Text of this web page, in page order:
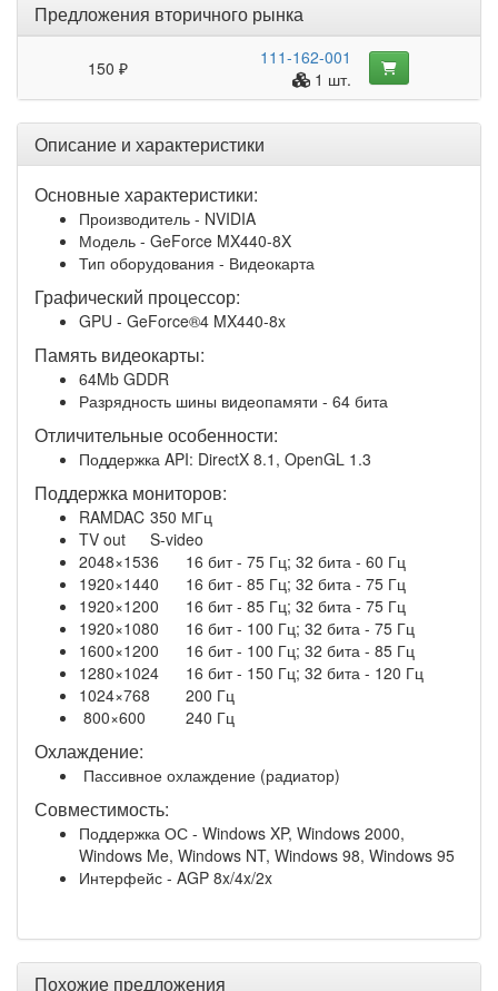
Предложения вторичного рынка
150 ₽
111-162-001
1 шт.
Описание и характеристики
Основные характеристики:
Производитель - NVIDIA
Модель - GeForce MX440-8X
Тип оборудования - Видеокарта
Графический процессор:
GPU - GeForce®4 MX440-8x
Память видеокарты:
64Mb GDDR
Разрядность шины видеопамяти - 64 бита
Отличительные особенности:
Поддержка API: DirectX 8.1, OpenGL 1.3
Поддержка мониторов:
RAMDAC 350 МГц
TV out
S-video
2048×1536
16 бит - 75 Гц; 32 бита - 60 Гц
1920×1440
16 бит - 85 Гц; 32 бита - 75 Гц
1920×1200
16 бит - 85 Гц; 32 бита - 75 Гц
1920×1080
16 бит - 100 Гц; 32 бита - 75 Гц
1600×1200
16 бит - 100 Гц; 32 бита - 85 Гц
1280×1024
16 бит - 150 Гц; 32 бита - 120 Гц
1024×768
200 Гц
800×600
240 Гц
Охлаждение:
Пассивное охлаждение (радиатор)
Совместимость:
Поддержка ОС - Windows XP, Windows 2000,
Windows Me, Windows NT, Windows 98, Windows 95
Интерфейс - AGP 8x/4x/2x
Похожие предложения